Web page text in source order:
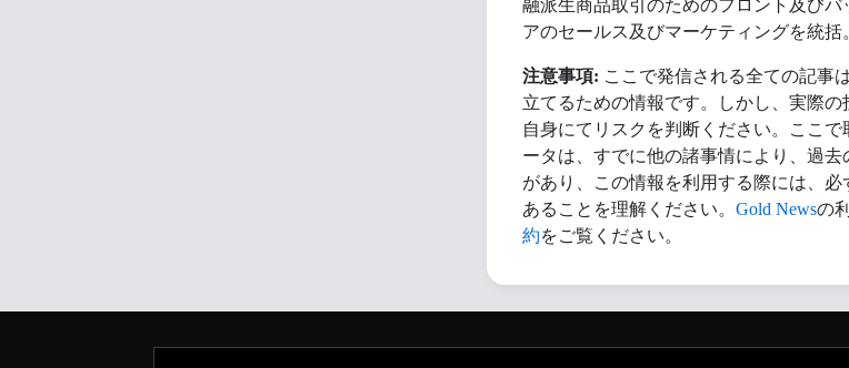
融派生商品取引のためのフロント及びバ
アのセールス及びマーケティングを統括
注意事項: ここで発信される全ての記事
立てるための情報です。しかし、実際
自身にてリスクを判断ください。ここ
ータは、すでに他の諸事情により、過
があり、この情報を利用する際には、
あることを理解ください。 Gold Newsの
約をご覧ください。